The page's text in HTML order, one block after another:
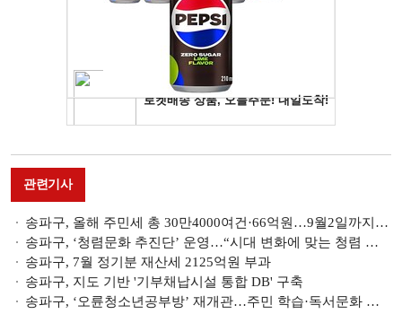
관련기사
송파구, 올해 주민세 총 30만4000여건·66억원…9월2일까지 납부
송파구, ‘청렴문화 추진단’ 운영…“시대 변화에 맞는 청렴 사업 발굴”
송파구, 7월 정기분 재산세 2125억원 부과
송파구, 지도 기반 '기부채납시설 통합 DB' 구축
송파구, ‘오륜청소년공부방’ 재개관…주민 학습·독서문화 장으로